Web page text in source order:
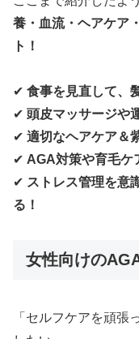
養・血流・ヘアケア
ト！
✔ 食事を見直して、
✔ 頭皮マッサージや
✔ 適切なヘアケア＆
✔ AGA対策や育毛ケ
✔ ストレス管理を意
る！
女性向けの
「セルフケアを頑張